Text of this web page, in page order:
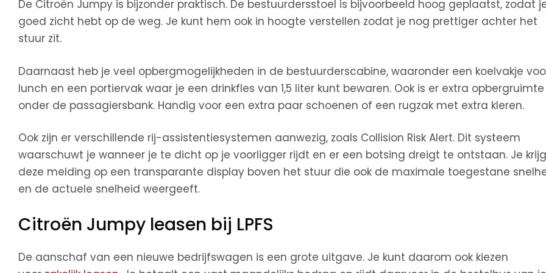
De Citroën Jumpy is bijzonder praktisch. De bestuurdersstoel is bijvoorbeeld hoog geplaatst, zodat
goed zicht hebt op de weg. Je kunt hem ook in hoogte verstellen zodat je nog prettiger achter het
stuur zit.
Daarnaast heb je veel opbergmogelijkheden in de bestuurderscabine, waaronder een koelvakje
lunch en een portiervak waar je een drinkfles van 1,5 liter kunt bewaren. Ook is er extra opbergruimte
onder de passagiersbank. Handig voor een extra paar schoenen of een rugzak met extra kleren.
Ook zijn er verschillende rij-assistentiesystemen aanwezig, zoals Collision Risk Alert. Dit systeem
waarschuwt je wanneer je te dicht op je voorligger rijdt en er een botsing dreigt te ontstaan. Je
deze melding op een transparante display boven het stuur die ook de maximale toegestane
en de actuele snelheid weergeeft.
Citroën Jumpy leasen bij LPFS
De aanschaf van een nieuwe bedrijfswagen is een grote uitgave. Je kunt daarom ook kiezen